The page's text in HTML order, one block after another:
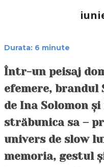
Durata: 6 minute
Într-un peisaj
efemere, brandul
de Ina Solomon
străbunica sa –
univers de slow
memoria, gestul